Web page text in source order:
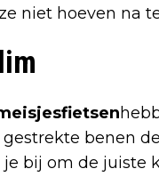
niet hoeven na
benen
je bij om de juiste